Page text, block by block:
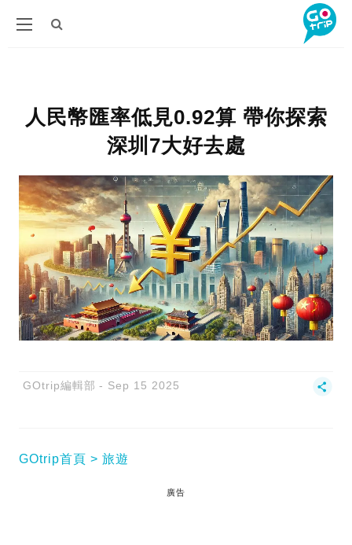
人民幣匯率低見0.92算 帶你探索
深圳7大好去處
GOtrip編輯部 Sep 15 2025
GOtrip首頁 旅遊
廣告